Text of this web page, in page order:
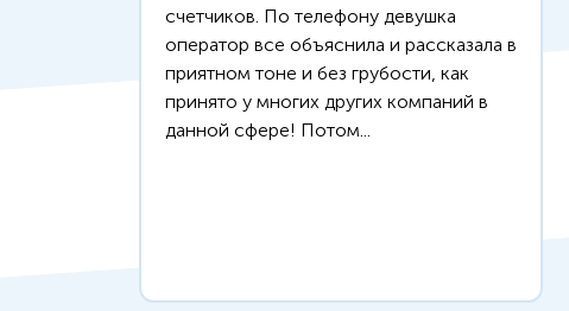
счетчиков. По телефону девушка
оператор все объяснила и рассказала в
приятном тоне и без грубости, как
принято у многих других компаний в
данной сфере! Потом...